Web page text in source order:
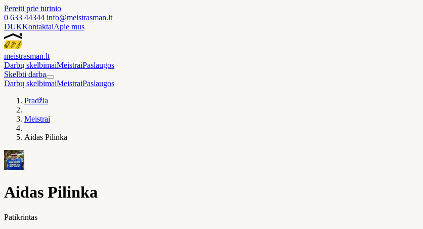
Pereiti prie turinio
0 633 44344 info@meistrasman.lt
DUKKontaktaiApie mus
meistrasman.lt
Darbų skelbimaiMeistraiPaslaugos
Skelbti darbą
Darbų skelbimaiMeistraiPaslaugos
Pradžia
Meistrai
Aidas Pilinka
Aidas Pilinka
Patikrintas